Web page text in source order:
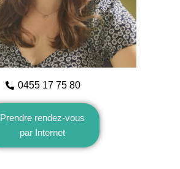
0455 17 75 80
Prendre rendez-vous
par Internet